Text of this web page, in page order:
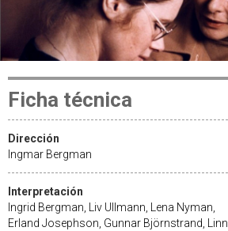
Ficha técnica
Dirección
Ingmar Bergman
Interpretación
Ingrid Bergman, Liv Ullmann, Lena Nyman,
Erland Josephson, Gunnar Björnstrand, Linn